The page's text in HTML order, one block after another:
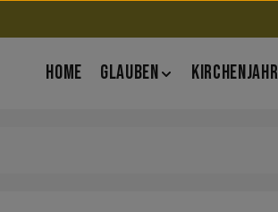
HOME GLAUBEN KIRCHENJAHR